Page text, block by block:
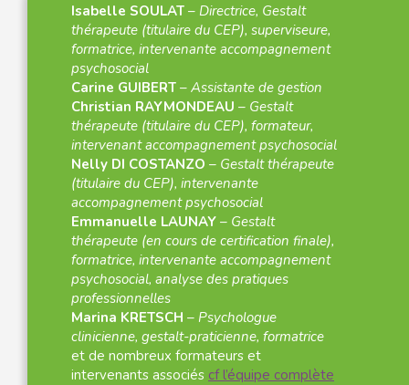
Isabelle SOULAT – Directrice, Gestalt
thérapeute (titulaire du CEP), superviseure,
formatrice, intervenante accompagnement
psychosocial
Carine GUIBERT – Assistante de gestion
Christian RAYMONDEAU – Gestalt
thérapeute (titulaire du CEP), formateur,
intervenant accompagnement psychosocial
Nelly DI COSTANZO – Gestalt thérapeute
(titulaire du CEP), intervenante
accompagnement psychosocial
Emmanuelle LAUNAY – Gestalt
thérapeute (en cours de certification finale),
formatrice, intervenante accompagnement
psychosocial, analyse des pratiques
professionnelles
Marina KRETSCH – Psychologue
clinicienne, gestalt-praticienne, formatrice
et de nombreux formateurs et
intervenants associés cf l’équipe complète